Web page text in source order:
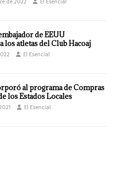
de EEUU
los atletas del Club Hacoaj
El Esencial
al programa de Compras
los Estados Locales
El Esencial